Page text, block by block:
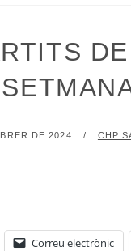
DE 2024 BY
CHP
Correu electrònic